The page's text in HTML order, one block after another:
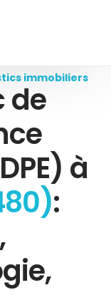
immobiliers
de
à
: